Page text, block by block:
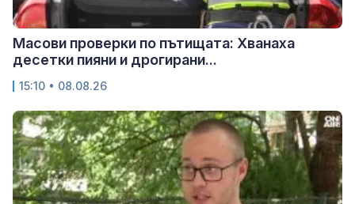
Масови проверки по пътищата: Хванаха
десетки пияни и дрогирани...
15:10 • 08.08.26